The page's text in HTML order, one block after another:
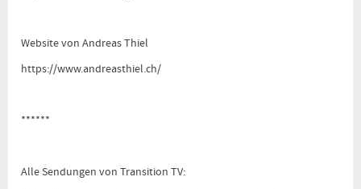
Website von Andreas Thiel
https://www.andreasthiel.ch/
******
Alle Sendungen von Transition TV: